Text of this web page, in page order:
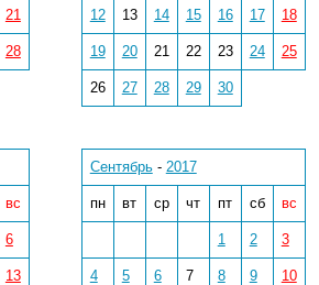
21
28
12 13 14 15 16 17 18
19 20 21 22 23 24 25
26 27 28 29 30
вс
6
13
Сентябрь- 2017
пн вт ср чт пт сб вс
1 2 3
4 5 6 7 8 9 10